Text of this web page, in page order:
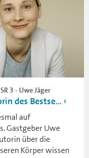
3 - Uwe Jäger
des Bestse...
auf
Gastgeber Uwe
über die
Körper wissen